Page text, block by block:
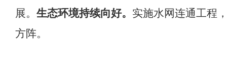
展。生态环境持续向好。 实施水网连通工程
方阵。